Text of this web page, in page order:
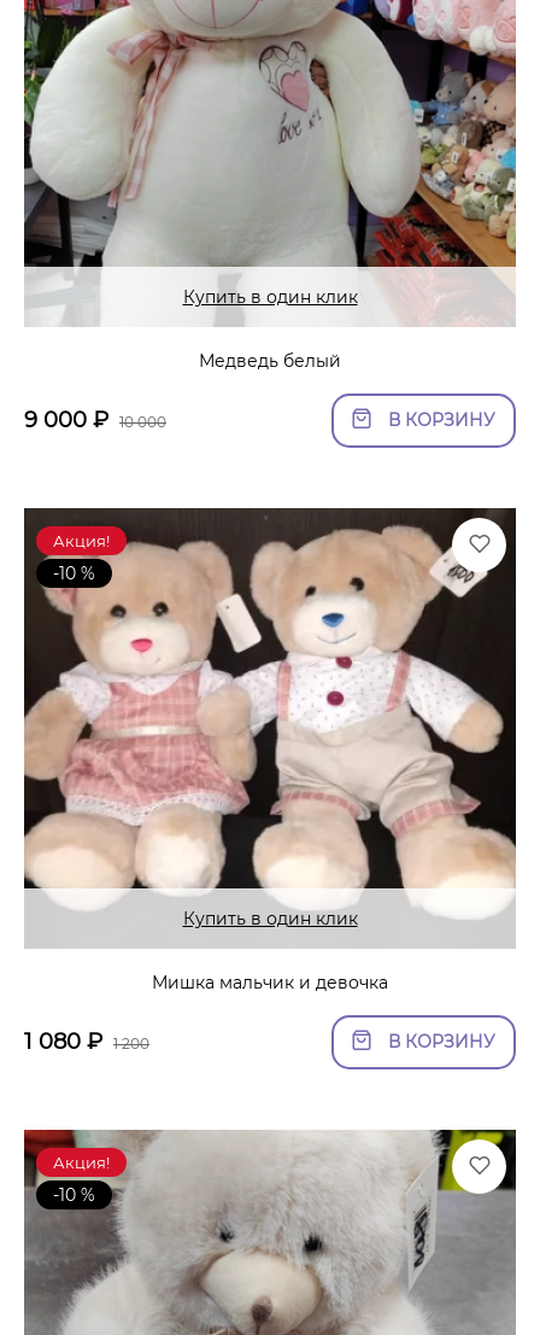
Купить в один клик
Медведь белый
9 000 ₽ 10 000 В КОРЗИНУ
Акция!
-10 %
Купить в один клик
Мишка мальчик и девочка
1 080 ₽ 1 200 В КОРЗИНУ
Акция!
-10 %